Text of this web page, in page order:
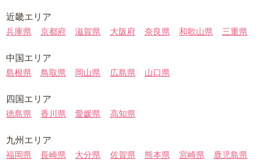
近畿エリア
兵庫県 京都府 滋賀県 大阪府 奈良県 和歌山県 三重県
中国エリア
島根県 鳥取県 岡山県 広島県 山口県
四国エリア
徳島県 香川県 愛媛県 高知県
九州エリア
福岡県 長崎県 大分県 佐賀県 熊本県 宮崎県 鹿児島県